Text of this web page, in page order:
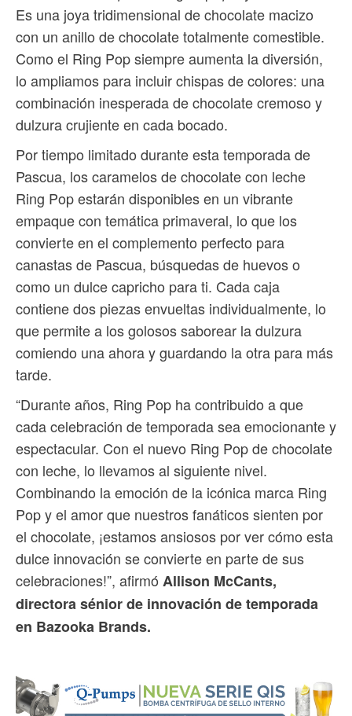
Es una joya tridimensional de chocolate macizo
con un anillo de chocolate totalmente comestible.
Como el Ring Pop siempre aumenta la diversión,
lo ampliamos para incluir chispas de colores: una
combinación inesperada de chocolate cremoso y
dulzura crujiente en cada bocado.
Por tiempo limitado durante esta temporada de
Pascua, los caramelos de chocolate con leche
Ring Pop estarán disponibles en un vibrante
empaque con temática primaveral, lo que los
convierte en el complemento perfecto para
canastas de Pascua, búsquedas de huevos o
como un dulce capricho para ti. Cada caja
contiene dos piezas envueltas individualmente, lo
que permite a los golosos saborear la dulzura
comiendo una ahora y guardando la otra para más
tarde.
“Durante años, Ring Pop ha contribuido a que
cada celebración de temporada sea emocionante y
espectacular. Con el nuevo Ring Pop de chocolate
con leche, lo llevamos al siguiente nivel.
Combinando la emoción de la icónica marca Ring
Pop y el amor que nuestros fanáticos sienten por
el chocolate, ¡estamos ansiosos por ver cómo esta
dulce innovación se convierte en parte de sus
celebraciones!”, afirmó Allison McCants,
directora sénior de innovación de temporada
en Bazooka Brands.